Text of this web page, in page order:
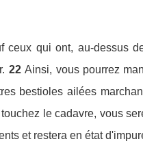
ceux qui ont, au-dessus
22 Ainsi, vous pourrez
bestioles ailées
le cadavre, vous
et restera en état